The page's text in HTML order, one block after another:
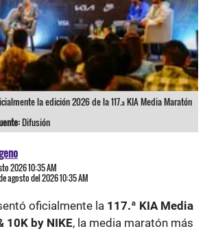
la edición 2026 de la 117.ª KIA Media Maratón
Difusión
2026 10:35 AM
agosto del 2026 10:35 AM
oficialmente la 117.ª KIA Media
10K by NIKE, la media maratón más